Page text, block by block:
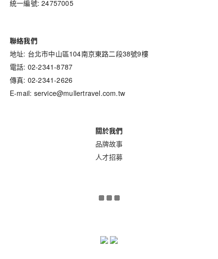
統一編號: 24757005
聯絡我們
地址: 台北市中山區104南京東路二段38號9樓
電話: 02-2341-8787
傳真: 02-2341-2626
E-mail: service@mullertravel.com.tw
關於我們
品牌故事
人才招募